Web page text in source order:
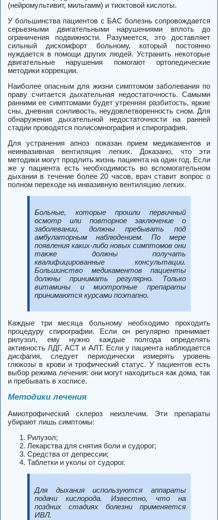
(нейромультивит, мильгамм) и тиоктовой кислоты.
У большинства пациентов с БАС болезнь сопровождается
серьезными двигательными нарушениями вплоть до
ограничения подвижности. Разумеется, это доставляет
сильный дискомфорт больному, который постоянно
нуждается в помощи других людей. Устранить некоторые
двигательные нарушения помогают ортопедические
методики коррекции.
Наиболее опасным для жизни симптомом заболевания по
праву считается дыхательная недостаточность. Самыми
ранними ее симптомами будет утренняя разбитость, яркие
сны, дневная сонливость, неудовлетворенность сном. Для
обнаружения дыхательной недостаточности на ранней
стадии проводятся полисомнография и спирография.
Для устранения апноэ показан прием медикаментов и
неинвазивная вентиляция легких. Доказано, что эти
методики могут продлить жизнь пациента на один год. Если
же у пациента есть необходимость во вспомогательном
дыхании в течение более 20 часов, врач ставит вопрос о
полном переходе на инвазивную вентиляцию легких.
Больные, которые прошли первичный
осмотр или повторное заключение о
заболевании, должны пребывать под
амбулаторным наблюдением. По мере
появления каких-либо новых симптомов они
также должны получать
квалифицированные консультации.
Большинство медикаментов пациенты
должны принимать регулярно. Только
витамины и миотропные препараты
принимаются курсами поэтапно.
Каждые три месяца больному необходимо проходить
процедуру спирографии. Если он регулярно принимает
рилузол, ему нужно каждые полгода определять
активность ЛДГ, АСТ и АЛТ. Если у пациента наблюдается
дисфагия, следует периодически измерять уровень
глюкозы в крови и трофический статус. У пациентов есть
выбор режима лечения: они могут находиться как дома, так
и пребывать в хосписе.
Методики лечения
Амиотрофический склероз неизлечим. Эти препараты
убирают лишь симптомы:
Рилузол;
Лекарства для снятия боли и судорог;
Средства от депрессии;
Таблетки и уколы от судорог.
Для дыхания используются аппараты
подачи кислорода. Известно, что на
поздних стадиях болезни применяется
ИВЛ.